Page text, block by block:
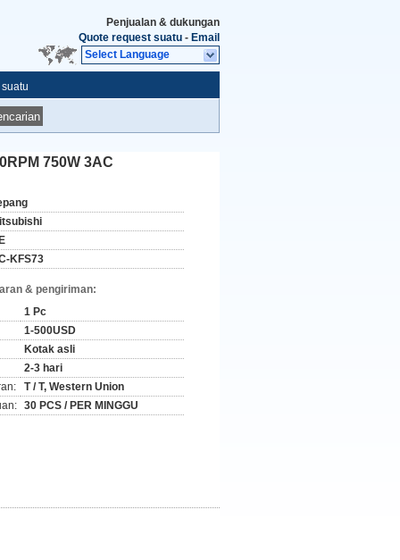
Penjualan & dukungan
Quote request suatu - Email
Select Language
750W 3AC
KFS73
& pengiriman:
1 Pc
1-500USD
Kotak asli
2-3 hari
T / T, Western Union
30 PCS / PER MINGGU